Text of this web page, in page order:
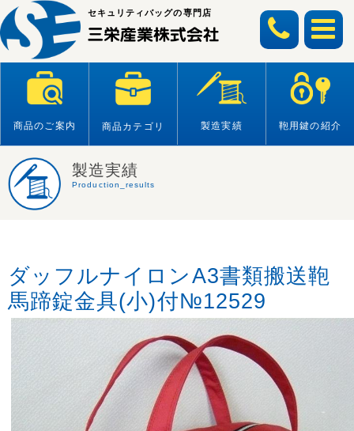
Skip
to
content
セキュリティバッグの専門店
商品のご案内 商品カテゴリ 製造実績 鞄用鍵の紹介
製造実績
Production_results
ダッフルナイロンA3書類搬送鞄
馬蹄錠金具(小)付№12529